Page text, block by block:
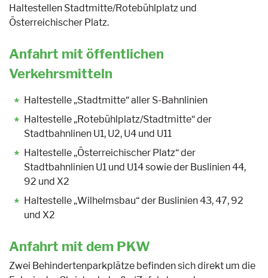
Haltestellen Stadtmitte/Rotebühlplatz und
Österreichischer Platz.
Anfahrt mit öffentlichen
Verkehrsmitteln
Haltestelle „Stadtmitte“ aller S-Bahnlinien
Haltestelle „Rotebühlplatz/Stadtmitte“ der
Stadtbahnlinen U1, U2, U4 und U11
Haltestelle „Österreichischer Platz“ der
Stadtbahnlinien U1 und U14 sowie der Buslinien 44,
92 und X2
Haltestelle „Wilhelmsbau“ der Buslinien 43, 47, 92
und X2
Anfahrt mit dem PKW
Zwei Behindertenparkplätze befinden sich direkt um die